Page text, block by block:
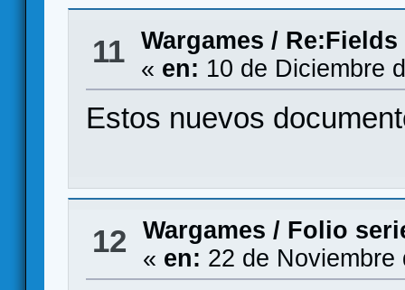
11 Wargames /
« en: 10 de Diciembre
Estos nuevos
12 Wargames / Folio
« en: 22 de